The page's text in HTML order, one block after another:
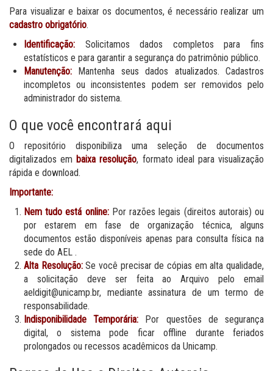
Para visualizar e baixar os documentos, é necessário realizar um
cadastro obrigatório.
Identificação: Solicitamos dados completos para fins
estatísticos e para garantir a segurança do patrimônio público.
Manutenção: Mantenha seus dados atualizados. Cadastros
incompletos ou inconsistentes podem ser removidos pelo
administrador do sistema.
O que você encontrará aqui
O repositório disponibiliza uma seleção de documentos
digitalizados embaixa resolução, formato ideal para visualização
rápida e download.
Importante:
Nem tudo está online:Por razões legais (direitos autorais) ou
por estarem em fase de organização técnica, alguns
documentos estão disponíveis apenas para consulta física na
sede do AEL .
Alta Resolução:Se você precisar de cópias em alta qualidade,
a solicitação deve ser feita ao Arquivo pelo email
aeldigit@unicamp.br, mediante assinatura de um termo de
responsabilidade.
Indisponibilidade Temporária: Por questões de segurança
digital, o sistema pode ficar offline durante feriados
prolongados ou recessos acadêmicos da Unicamp.